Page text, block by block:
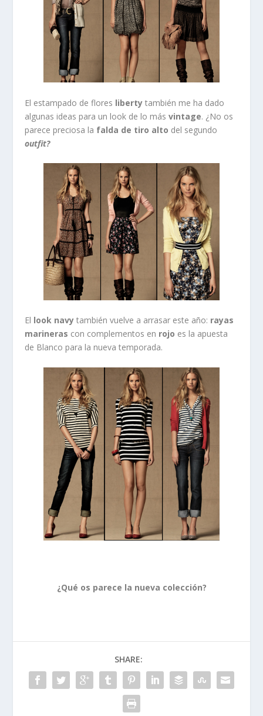
El estampado de flores libertytambién me ha dado
algunas ideas para un look de lo másvintage. ¿No os
parece preciosa la falda de tiro alto del segundo
outfit?
El look navytambién vuelve a arrasar este año: rayas
marineras con complementos en rojo es la apuesta
de Blanco para la nueva temporada.
¿Qué os parece la nueva colección?
SHARE: